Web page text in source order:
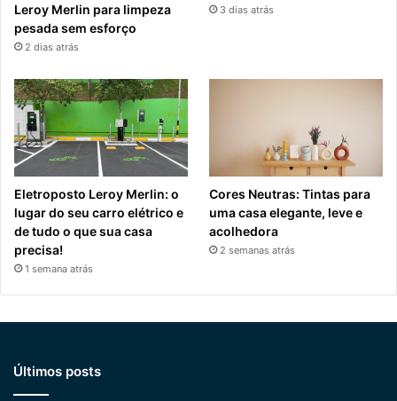
Leroy Merlin para limpeza
pesada sem esforço
2 dias atrás
3 dias atrás
Eletroposto Leroy Merlin: o
lugar do seu carro elétrico e
de tudo o que sua casa
precisa!
1 semana atrás
Cores Neutras: Tintas para
uma casa elegante, leve e
acolhedora
2 semanas atrás
Últimos posts